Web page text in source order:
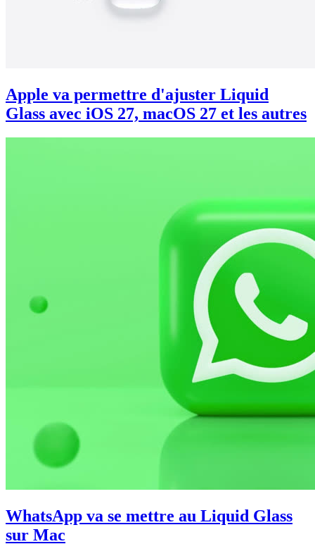
Apple va permettre d'ajuster Liquid
Glass avec iOS 27, macOS 27 et les autres
WhatsApp va se mettre au Liquid Glass
sur Mac